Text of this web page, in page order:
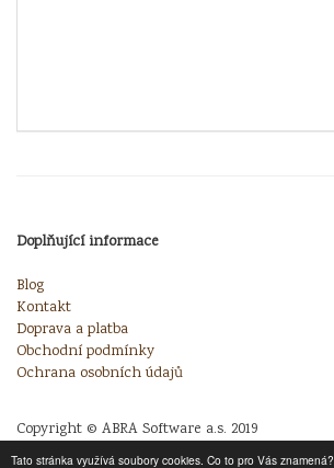
Tato stránka využívá soubory cookies. Co to pro Vás znamená?
Doplňující informace
Blog
Kontakt
Doprava a platba
Obchodní podmínky
Ochrana osobních údajů
Copyright © ABRA Software a.s. 2019